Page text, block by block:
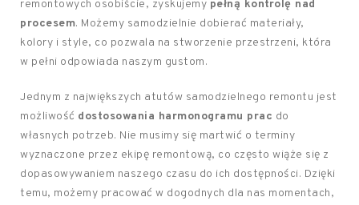
remontowych osobiście, zyskujemy pełną kontrolę nad
procesem. Możemy samodzielnie dobierać materiały,
kolory i style, co pozwala na stworzenie przestrzeni, która
w pełni odpowiada naszym gustom.
Jednym z największych atutów samodzielnego remontu jest
możliwość dostosowania harmonogramu prac do
własnych potrzeb. Nie musimy się martwić o terminy
wyznaczone przez ekipę remontową, co często wiąże się z
dopasowywaniem naszego czasu do ich dostępności. Dzięki
temu, możemy pracować w dogodnych dla nas momentach,